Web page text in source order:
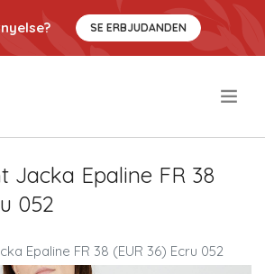
SE ERBJUDANDEN
Jacka Epaline FR 38
052
Epaline FR 38 (EUR 36) Ecru 052